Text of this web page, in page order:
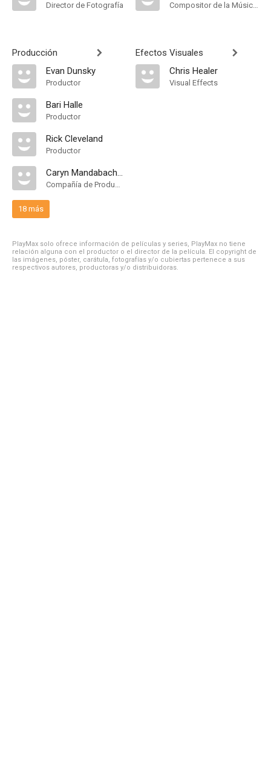
Director de Fotografía
Producción
Evan Dunsky
Productor
Bari Halle
Productor
Rick Cleveland
Productor
Caryn Mandabach Productions
Compañía de Produccion
18 más
Compositor de la Música Original
Efectos Visuales
Chris Healer
Visual Effects
PlayMax solo ofrece información de películas y series, PlayMax no tiene
relación alguna con el productor o el director de la película. El copyright de
las imágenes, póster, carátula, fotografías y/o cubiertas pertenece a sus
respectivos autores, productoras y/o distribuidoras.